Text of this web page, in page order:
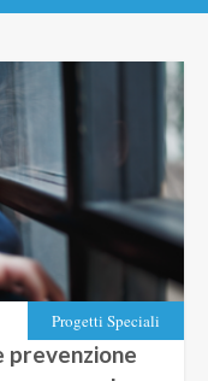
Progetti Speciali
prevenzione